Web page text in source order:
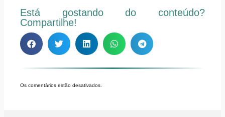
Está gostando do conteúdo?
Compartilhe!
Os comentários estão desativados.